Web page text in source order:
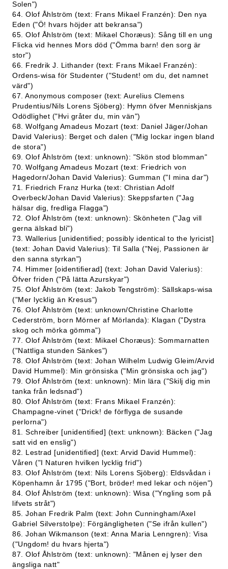
Solen")
64. Olof Åhlström (text: Frans Mikael Franzén): Den nya
Eden ("Ö! hvars höjder att bekransa")
65. Olof Åhlström (text: Mikael Choræus): Sång till en ung
Flicka vid hennes Mors död ("Ömma barn! den sorg är
stor")
66. Fredrik J. Lithander (text: Frans Mikael Franzén):
Ordens-wisa för Studenter ("Student! om du, det namnet
värd")
67. Anonymous composer (text: Aurelius Clemens
Prudentius/Nils Lorens Sjöberg): Hymn öfver Menniskjans
Odödlighet ("Hvi gråter du, min vän")
68. Wolfgang Amadeus Mozart (text: Daniel Jäger/Johan
David Valerius): Berget och dalen ("Mig lockar ingen bland
de stora")
69. Olof Åhlström (text: unknown): "Skön stod blomman"
70. Wolfgang Amadeus Mozart (text: Friedrich von
Hagedorn/Johan David Valerius): Gumman ("I mina dar")
71. Friedrich Franz Hurka (text: Christian Adolf
Overbeck/Johan David Valerius): Skeppsfarten ("Jag
hälsar dig, fredliga Flagga")
72. Olof Åhlström (text: unknown): Skönheten ("Jag vill
gerna älskad bli")
73. Wallerius [unidentified; possibly identical to the lyricist]
(text: Johan David Valerius): Til Salla ("Nej, Passionen är
den sanna styrkan")
74. Himmer [oidentifierad] (text: Johan David Valerius):
Öfver friden ("På lätta Azurskyar")
75. Olof Åhlström (text: Jakob Tengström): Sällskaps-wisa
("Mer lycklig än Kresus")
76. Olof Åhlström (text: unknown/Christine Charlotte
Cederström, born Mörner af Mörlanda): Klagan ("Dystra
skog och mörka gömma")
77. Olof Åhlström (text: Mikael Choræus): Sommarnatten
("Nattliga stunden Sänkes")
78. Olof Åhlström (text: Johan Wilhelm Ludwig Gleim/Arvid
David Hummel): Min grönsiska ("Min grönsiska och jag")
79. Olof Åhlström (text: unknown): Min lära ("Skilj dig min
tanka från ledsnad")
80. Olof Åhlström (text: Frans Mikael Franzén):
Champagne-vinet ("Drick! de förflyga de susande
perlorna")
81. Schreiber [unidentified] (text: unknown): Bäcken ("Jag
satt vid en enslig")
82. Lestrad [unidentified] (text: Arvid David Hummel):
Våren ("I Naturen hvilken lycklig frid")
83. Olof Åhlström (text: Nils Lorens Sjöberg): Eldsvådan i
Köpenhamn år 1795 ("Bort, bröder! med lekar och nöjen")
84. Olof Åhlström (text: unknown): Wisa ("Yngling som på
lifvets stråt")
85. Johan Fredrik Palm (text: John Cunningham/Axel
Gabriel Silverstolpe): Förgängligheten ("Se ifrån kullen")
86. Johan Wikmanson (text: Anna Maria Lenngren): Visa
("Ungdom! du hvars hjerta")
87. Olof Åhlström (text: unknown): "Månen ej lyser den
ängsliga natt"